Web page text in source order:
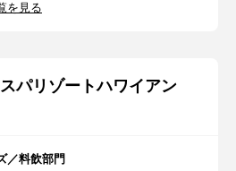
を見る
パリゾートハワイアン
／料飲部門